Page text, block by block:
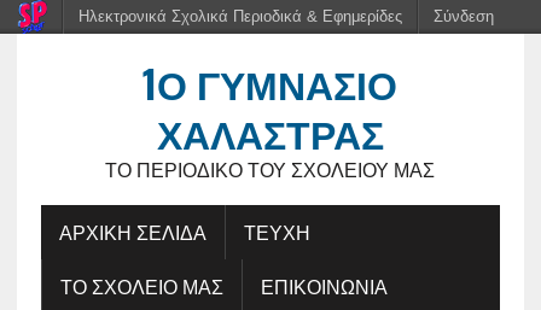
1Ο ΓΥΜΝΑΣΙΟ
ΧΑΛΑΣΤΡΑΣ
ΤΟ ΠΕΡΙΟΔΙΚΌ ΤΟΥ ΣΧΟΛΕΊΟΥ ΜΑΣ
ΑΡΧΙΚΗ ΣΕΛΙΔΑ
ΤΕΥΧΗ
ΤΟ ΣΧΟΛΕΙΟ ΜΑΣ
ΕΠΙΚΟΙΝΩΝΙΑ
Ηλεκτρονικά Σχολικά Περιοδικά & Εφημερίδες Σύνδεση